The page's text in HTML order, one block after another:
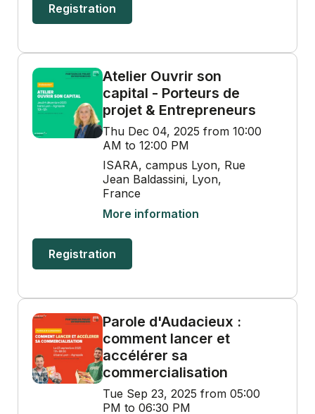
Registration
Atelier Ouvrir son
capital - Porteurs de
projet & Entrepreneurs
Thu Dec 04, 2025 from 10:00
AM to 12:00 PM
ISARA, campus Lyon, Rue
Jean Baldassini, Lyon,
France
More information
Registration
Parole d'Audacieux :
comment lancer et
accélérer sa
commercialisation
Tue Sep 23, 2025 from 05:00
PM to 06:30 PM